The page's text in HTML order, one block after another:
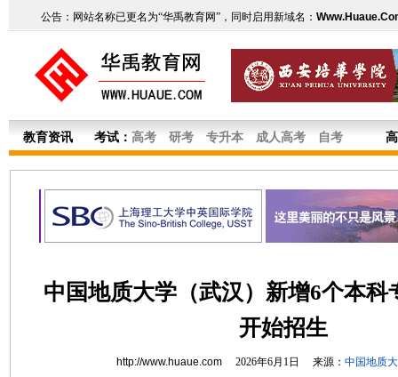
公告：网站名称已更名为“华禹教育网”，同时启用新域名：
教育资讯 考试： 高考 研考 专升本 成人高考 自考
中国地质大学（武汉）新增6个本科
开始招生
http://www.huaue.com2026年6月1日 来源： 中国地质